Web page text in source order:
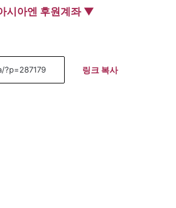
시아엔 후원계좌 ▼
링크 복사